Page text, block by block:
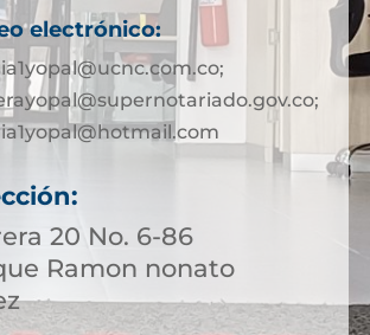
electrónico:
20 No. 6-86
Ramon nonato